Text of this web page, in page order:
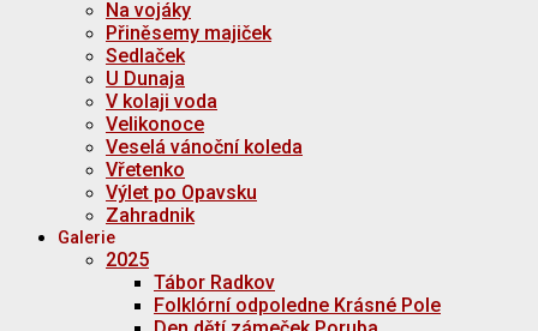
Na vojáky
Přiněsemy majiček
Sedlaček
U Dunaja
V kolaji voda
Velikonoce
Veselá vánoční koleda
Vřetenko
Výlet po Opavsku
Zahradnik
Galerie
2025
Tábor Radkov
Folklórní odpoledne Krásné Pole